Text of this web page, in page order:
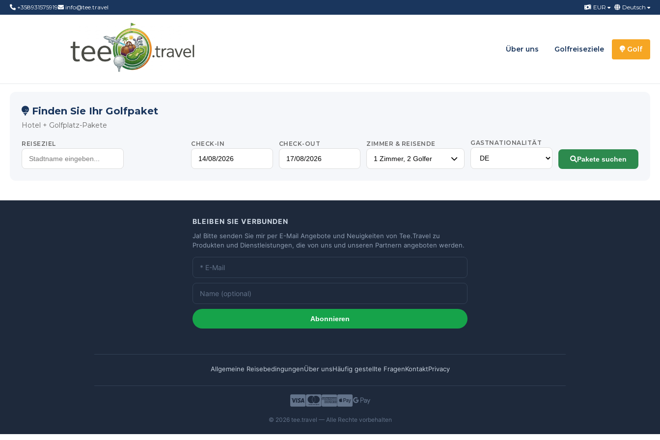
+358931575919 info@tee.travel EUR Deutsch
Über uns Golfreiseziele Golf
Finden Sie Ihr Golfpaket
Hotel + Golfplatz-Pakete
REISEZIEL CHECK-IN CHECK-OUT ZIMMER & REISENDE
1 Zimmer, 2 Golfer
GASTNATIONALITÄT
Pakete suchen
BLEIBEN SIE VERBUNDEN
Ja! Bitte senden Sie mir per E-Mail Angebote und Neuigkeiten von Tee.Travel zu
Produkten und Dienstleistungen, die von uns und unseren Partnern angeboten werden.
Abonnieren
Allgemeine ReisebedingungenÜber unsHäufig gestellte FragenKontaktPrivacy
© 2026 tee.travel — Alle Rechte vorbehalten